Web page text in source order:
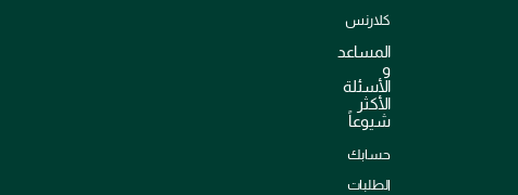
كلارنس
المساعد
و
الأسئلة
الأكثر
شيوعاً
حسابك
الطلبات